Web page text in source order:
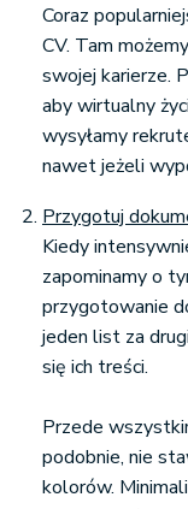
Coraz
CV. Tam
swojej karierze.
aby wirtualny
wysyłamy
nawet jeżeli
Przygotuj
Kiedy
zapominamy o
przygotowanie
jeden list za
się ich treści.
Przede
podobnie, nie
kolorów.